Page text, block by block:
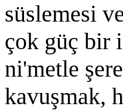
süslemesi
çok güç bir
ni'metle
kavuşmak,